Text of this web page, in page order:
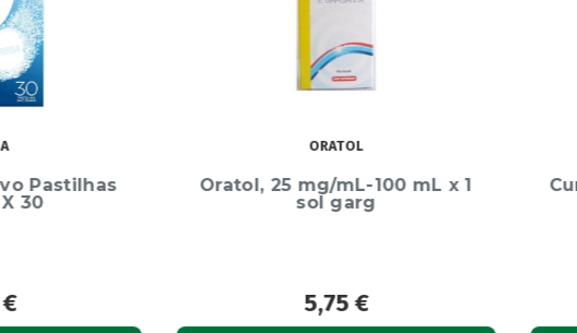
100 mL x 1
garg
CURAPROX
Curaprox Prime Interd Mix X5
1,95